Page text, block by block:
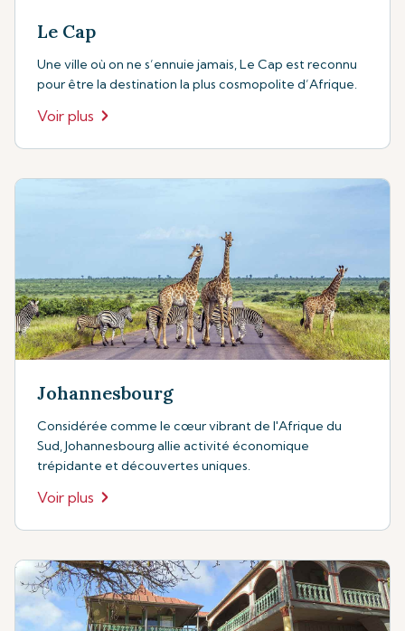
Le Cap
Une ville où on ne s’ennuie jamais, Le Cap est reconnu
pour être la destination la plus cosmopolite d’Afrique.
Voir plus
Johannesbourg
Considérée comme le cœur vibrant de l'Afrique du
Sud, Johannesbourg allie activité économique
trépidante et découvertes uniques.
Voir plus